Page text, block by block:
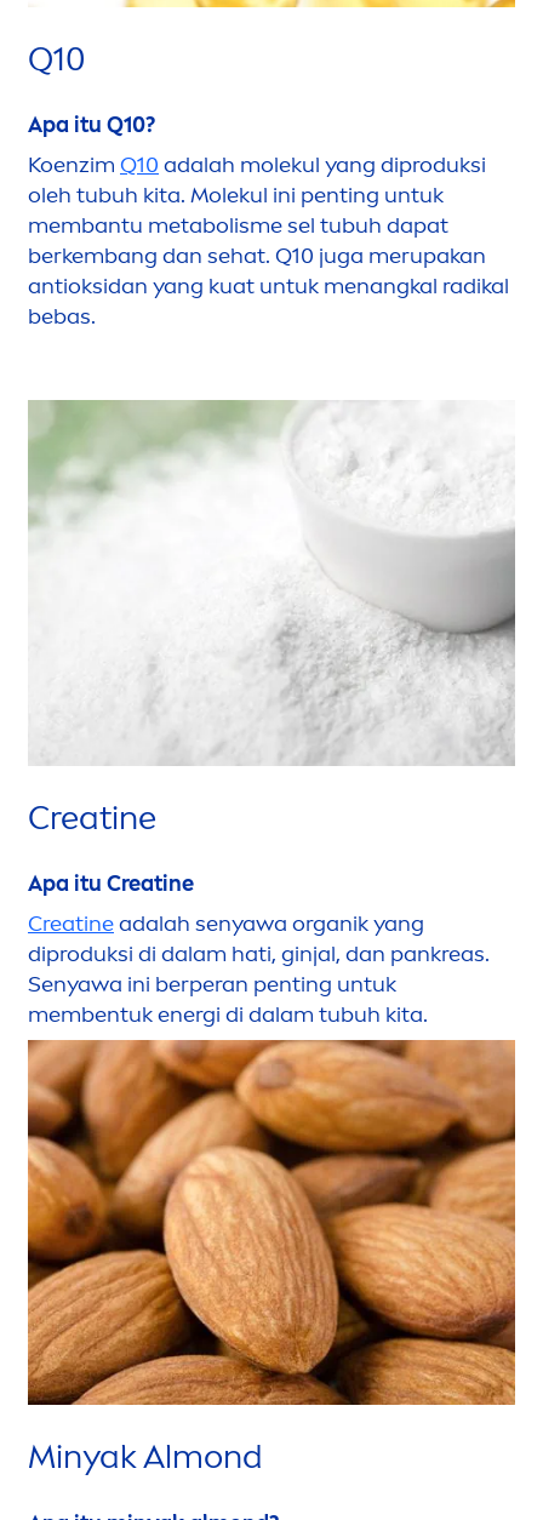
Q10
Apa itu Q10?
Koenzim Q10 adalah molekul yang diproduksi
oleh tubuh kita. Molekul ini penting untuk
membantu metabolisme sel tubuh dapat
berkembang dan sehat. Q10 juga merupakan
antioksidan yang kuat untuk menangkal radikal
bebas.
Creatine
Apa itu Creatine
Creatineadalah senyawa organik yang
diproduksi di dalam hati, ginjal, dan pankreas.
Senyawa ini berperan penting untuk
membentuk energi di dalam tubuh kita.
Minyak Almond